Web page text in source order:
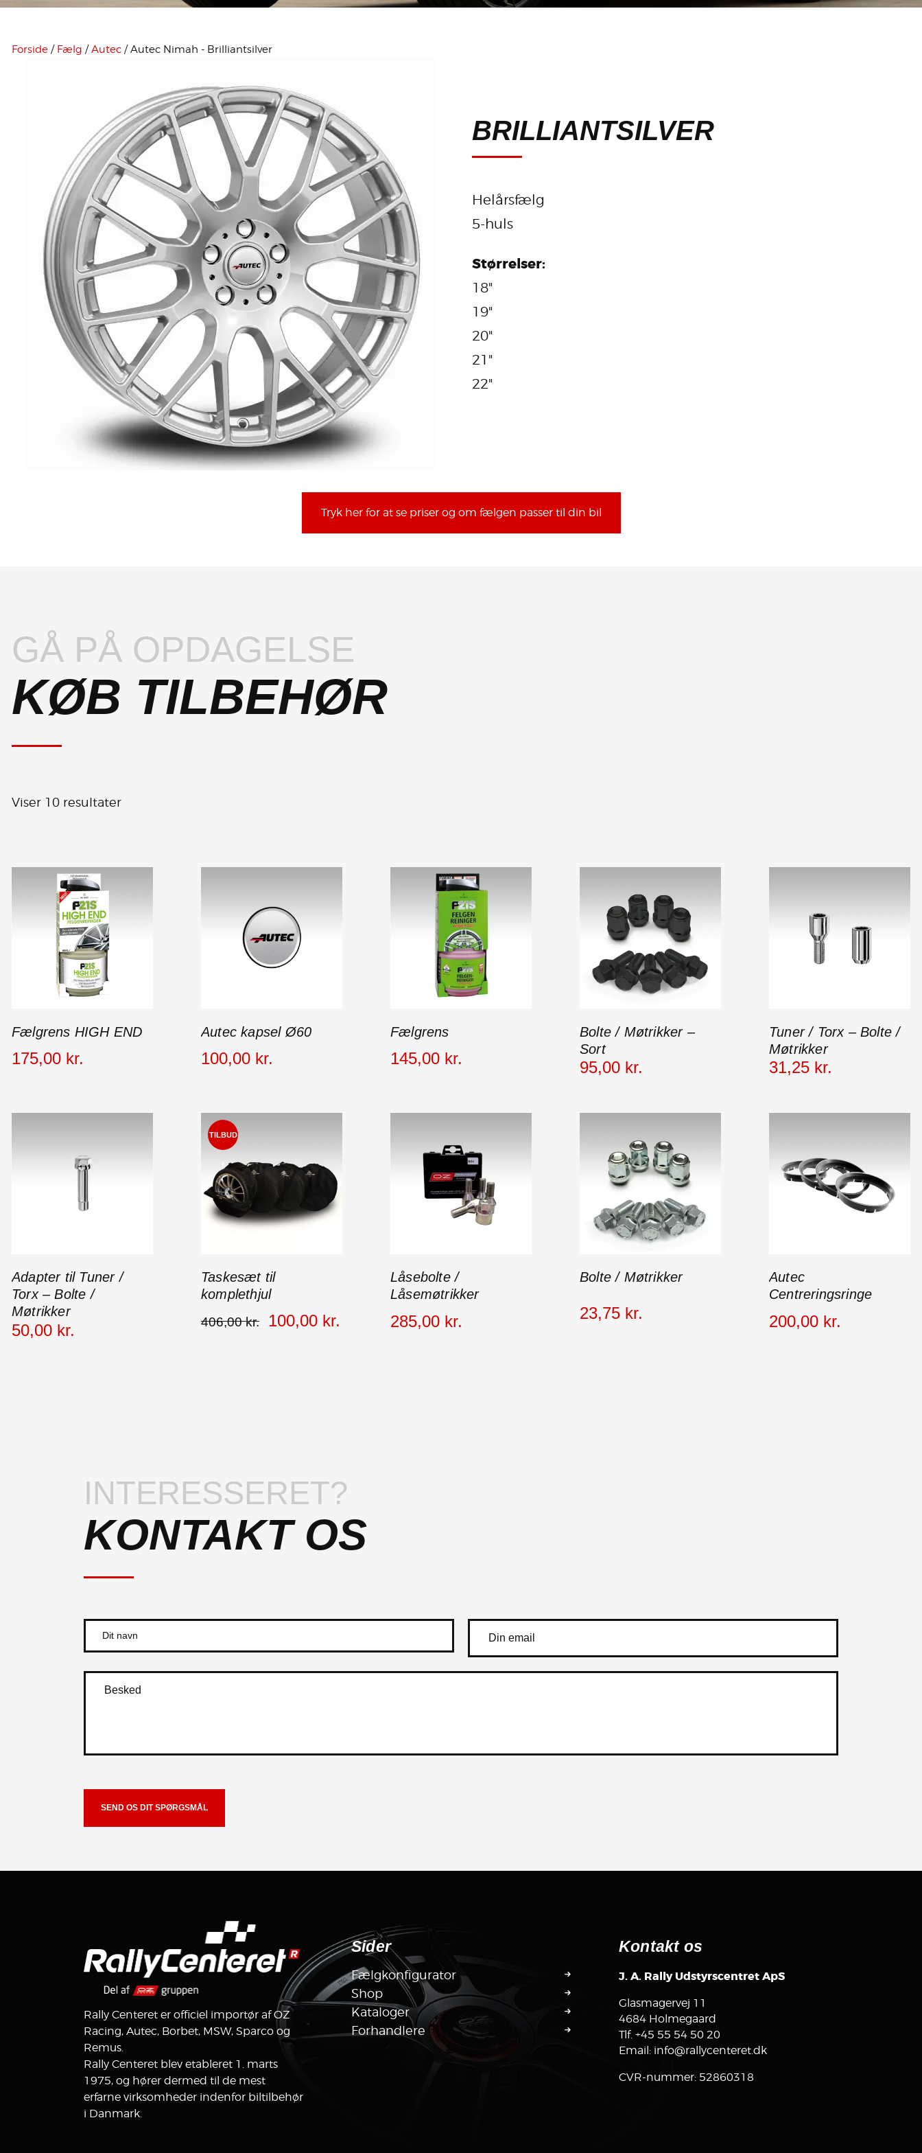
Forside / Fælg /Autec / Autec Nimah - Brilliantsilver
BRILLIANTSILVER
Helårsfælg
5-huls
Størrelser:
18"
19"
20"
21"
22"
Tryk her for at se priser og om fælgen passer til din bil
GÅ PÅ OPDAGELSE
KØB TILBEHØR
Viser 10 resultater
Fælgrens HIGH END
175,00 kr.
Autec kapsel Ø60
100,00 kr.
Fælgrens
145,00 kr.
Bolte / Møtrikker –
Sort
95,00 kr.
Tuner / Torx – Bolte /
Møtrikker
31,25 kr.
Adapter til Tuner /
Torx – Bolte /
Møtrikker
50,00 kr.
TILBUD
!
Taskesæt til
komplethjul
406,00 kr. 100,00 kr.
Låsebolte /
Låsemøtrikker
285,00 kr.
Bolte / Møtrikker
23,75 kr.
Autec
Centreringsringe
200,00 kr.
INTERESSERET?
KONTAKT OS
Rally Centeret er officiel importør af OZ
Racing, Autec, Borbet, MSW, Sparco og
Remus.
Rally Centeret blev etableret 1. marts
1975, og hører dermed til de mest
erfarne virksomheder indenfor biltilbehør
i Danmark.
Sider
Fælgkonfigurator
Shop
Kataloger
Forhandlere
Kontakt os
J. A. Rally Udstyrscentret ApS
Glasmagervej 11
4684 Holmegaard
Tlf. +45 55 54 50 20
Email: info@rallycenteret.dk
CVR-nummer: 52860318